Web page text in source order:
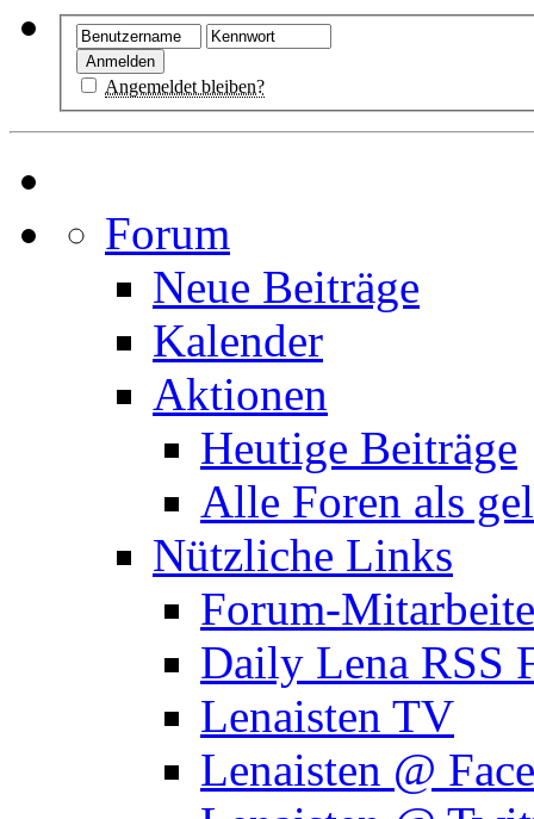
Angemeldet bleiben?
Forum
Neue Beiträge
Kalender
Aktionen
Heutige Beiträge
Alle Foren als
Nützliche Links
Forum-
Daily Lena RSS
Lenaisten TV
Lenaisten @